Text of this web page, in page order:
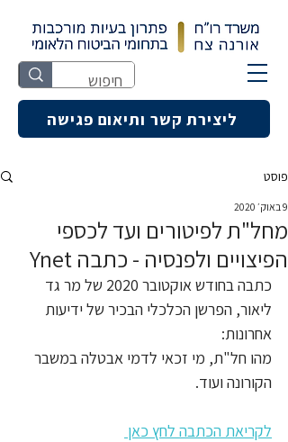
ליצירת קשר ותיאום פגישה
פוסט
מחל"ת לפיטורים ועד לכספי
הפיצויים ולפנסיה - כתבה Ynet
9 באוק׳ 2020
כתבה בחודש אוקטובר 2020 של מר גד
ליאור, הפרשן הכלכלי הבכיר של ידיעות
אחרונות:
מהו חל"ת, מי זכאי לדמי אבטלה במשבר
הקורונה ועוד.
לקריאת הכתבה לחץ כאן